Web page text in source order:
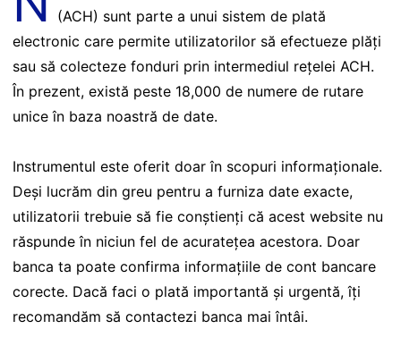
(ACH) sunt parte a unui sistem de plată
electronic care permite utilizatorilor să efectueze plăți
sau să colecteze fonduri prin intermediul rețelei ACH.
În prezent, există peste 18,000 de numere de rutare
unice în baza noastră de date.
Instrumentul este oferit doar în scopuri informaționale.
Deși lucrăm din greu pentru a furniza date exacte,
utilizatorii trebuie să fie conștienți că acest website nu
răspunde în niciun fel de acuratețea acestora. Doar
banca ta poate confirma informațiile de cont bancare
corecte. Dacă faci o plată importantă și urgentă, îți
recomandăm să contactezi banca mai întâi.